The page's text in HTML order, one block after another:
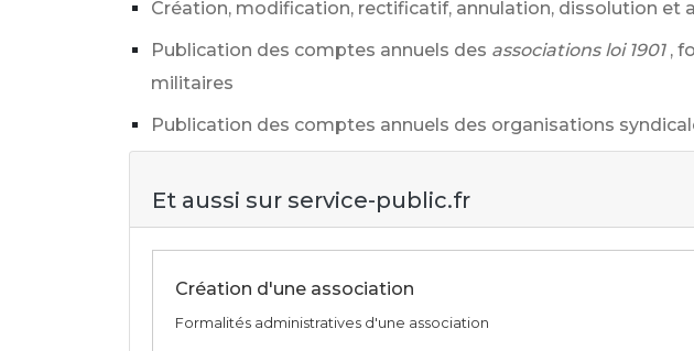
Création, modification, rectificatif, annulation, dissolution et
Publication des comptes annuels des associations loi 1901 ,
militaires
Publication des comptes annuels des organisations
Et aussi sur service-public.fr
Création d'une association
Formalités administratives d'une association